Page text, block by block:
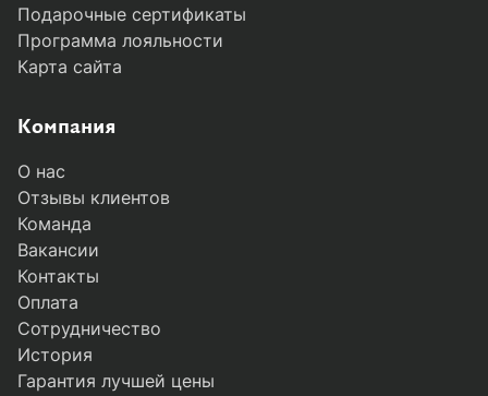
Подарочные сертификаты
Программа лояльности
Карта сайта
Компания
О нас
Отзывы клиентов
Команда
Вакансии
Контакты
Оплата
Сотрудничество
История
Гарантия лучшей цены